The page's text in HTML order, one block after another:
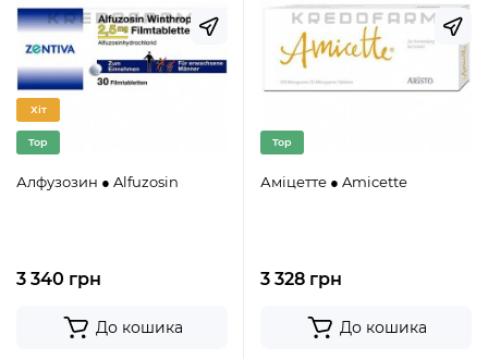
Хіт
Top
Алфузозин ● Alfuzosin
3 340 грн
До кошика
Top
Аміцетте ● Amicette
3 328 грн
До кошика